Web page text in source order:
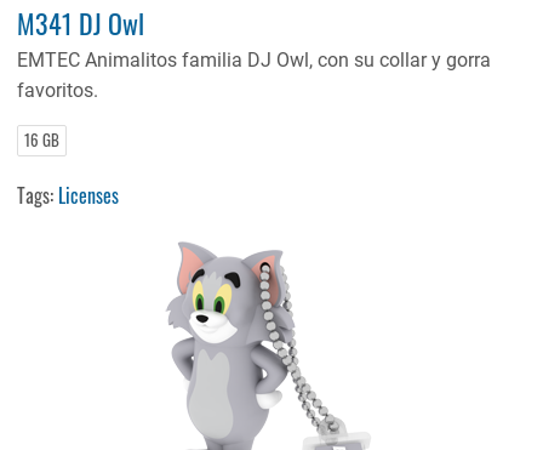
M341 DJ Owl
EMTEC Animalitos familia DJ Owl, con su collar y gorra
favoritos.
16 GB
Tags: Licenses